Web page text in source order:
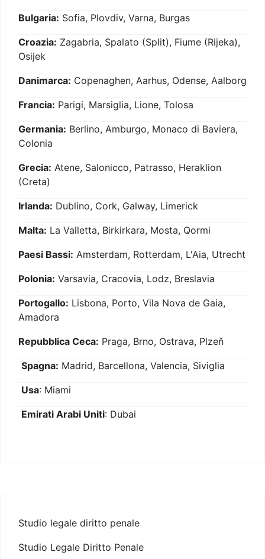
Bulgaria: Sofia, Plovdiv, Varna, Burgas
Croazia: Zagabria, Spalato (Split), Fiume (Rijeka),
Osijek
Danimarca: Copenaghen, Aarhus, Odense, Aalborg
Francia: Parigi, Marsiglia, Lione, Tolosa
Germania: Berlino, Amburgo, Monaco di Baviera,
Colonia
Grecia: Atene, Salonicco, Patrasso, Heraklion
(Creta)
Irlanda: Dublino, Cork, Galway, Limerick
Malta: La Valletta, Birkirkara, Mosta, Qormi
Paesi Bassi: Amsterdam, Rotterdam, L'Aia, Utrecht
Polonia: Varsavia, Cracovia, Lodz, Breslavia
Portogallo: Lisbona, Porto, Vila Nova de Gaia,
Amadora
Repubblica Ceca: Praga, Brno, Ostrava, Plzeň
Spagna: Madrid, Barcellona, Valencia, Siviglia
Usa: Miami
Emirati Arabi Uniti: Dubai
Studio legale diritto penale
Studio Legale Diritto Penale